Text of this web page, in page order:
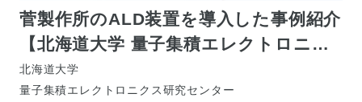
菅製作所のALD装置を導入した事例紹介
【北海道大学 量子集積エレクトロニク
北海道大学
量子集積エレクトロニクス研究センター